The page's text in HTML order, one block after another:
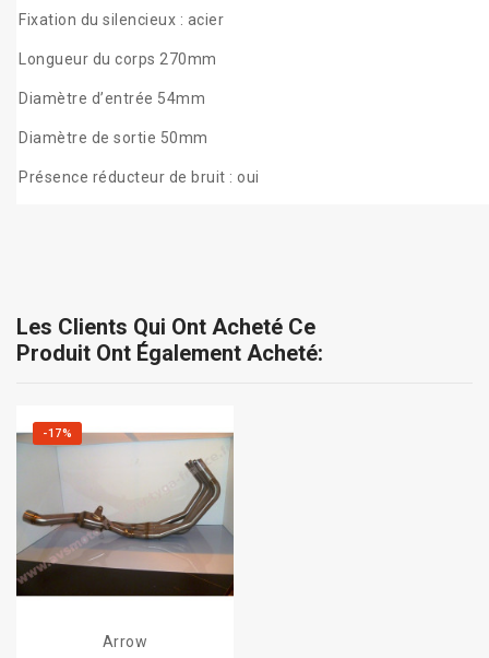
Fixation du silencieux : acier
Longueur du corps 270mm
Diamètre d’entrée 54mm
Diamètre de sortie 50mm
Présence réducteur de bruit : oui
Les Clients Qui Ont Acheté Ce
Produit Ont Également Acheté:
-17%
Arrow